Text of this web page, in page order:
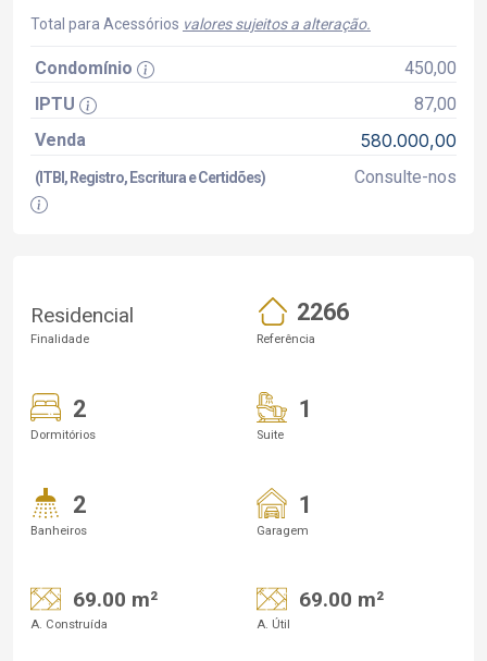
Total para Acessórios valores sujeitos a alteração.
Condomínio
450,00
IPTU
87,00
Venda
580.000,00
(ITBI, Registro, Escritura e Certidões) Consulte-nos
Residencial
Finalidade
2266
Referência
2
Dormitórios
1
Suite
2
Banheiros
1
Garagem
69.00 m²
A. Construída
69.00 m²
A. Útil